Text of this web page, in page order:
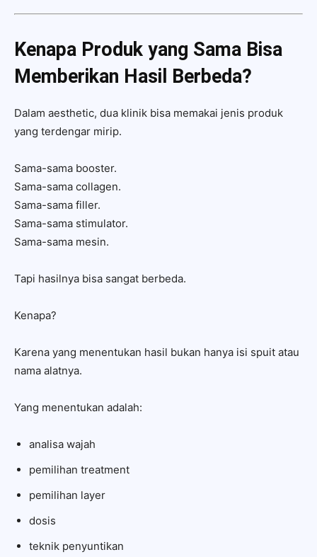
Kenapa Produk yang Sama Bisa
Memberikan Hasil Berbeda?
Dalam aesthetic, dua klinik bisa memakai jenis produk
yang terdengar mirip.
Sama-sama booster.
Sama-sama collagen.
Sama-sama filler.
Sama-sama stimulator.
Sama-sama mesin.
Tapi hasilnya bisa sangat berbeda.
Kenapa?
Karena yang menentukan hasil bukan hanya isi spuit atau
nama alatnya.
Yang menentukan adalah:
analisa wajah
pemilihan treatment
pemilihan layer
dosis
teknik penyuntikan